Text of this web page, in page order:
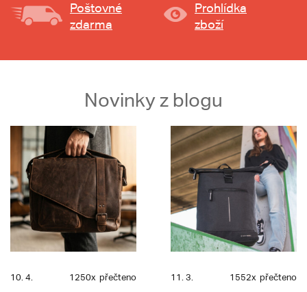
Poštovné
zdarma
Prohlídka
zboží
Novinky z blogu
10. 4. 1250x přečteno 11. 3. 1552x přečteno